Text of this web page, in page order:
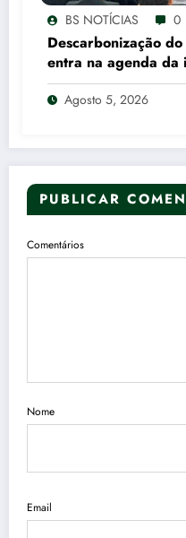
BS NOTÍCIAS 0
Descarbonização
entra na agenda da
governo
Agosto 5, 2026
PUBLICAR
Comentários
Nome
Email